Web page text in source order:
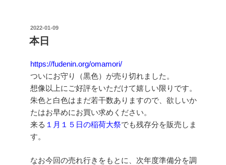
投
稿
日:
2022-01-09
本日
https://fudenin.org/omamori/
ついにお守り（黒色）が売り切れました。
想像以上にご好評をいただけて嬉しい限りです。
朱色と白色はまだ若干数ありますので、欲しいか
たはお早めにお買い求めください。
来る １月１５日の稲荷大祭でも残存分を販売しま
す。
なお今回の売れ行きをもとに、次年度準備分を調